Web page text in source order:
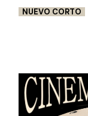
NUEVO CORTO